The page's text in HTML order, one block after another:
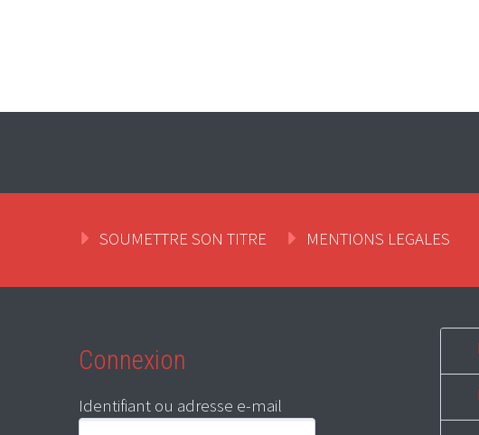
SOUMETTRE SON TITRE MENTIONS LEGALES
Connexion
Identifiant ou adresse e-mail